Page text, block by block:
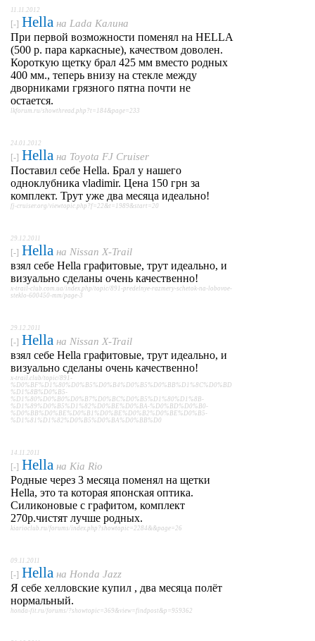
11.11.2012
[-] Hella на Lada Калина
При первой возможности поменял на HELLA
(500 р. пара каркасные), качеством доволен.
Короткую щетку брал 425 мм вместо родных
400 мм., теперь внизу на стекле между
дворниками грязного пятна почти не
остается.
lkforum.ru/showthread.php?t=184&page=233
24.01.2012
[-] Hella на Toyota FJ Cruiser
Поставил себе Hella. Брал у нашего
одноклубника vladimir. Цена 150 грн за
комплект. Трут уже два месяца идеально!
fj-cruiser.org/viewtopic.php?f=22&t=1989&start=20
29.12.2011
[-] Hella на Nissan X-Trail
взял себе Hella графитовые, трут идеально, и
визуально сделаны очень качественно!
x-trail-club.com.ua/index.php/topic/891-predelnye-razmery-schetok-na-lobovoe-
steklo-600450-mm/page-3
29.12.2011
[-] Hella на Nissan X-Trail
взял себе Hella графитовые, трут идеально, и
визуально сделаны очень качественно!
x-trail.club/topic/891-
%D0%BF%D1%80%D0%B5%D0%B4%D0%B5%D0%BB%D1%8C%D0%BD
%D1%8B%D0%B5-
%D1%80%D0%B0%D0%B7%D0%BC%D0%B5%D1%80%D1%8B-
%D1%89%D0%B5%D1%82%D0%BE%D0%BA-%D0%BD%D0%B0-
%D0%BB%D0%BE%D0%B1%D0%BE%D0%B2%D0%BE%D0%B5-
%D1%81%D1%82%D0%B5%D0%BA%D0%BB%D0
14.11.2011
[-] Hella на Kia Rio
Родные через 3 месяца поменял на щетки
Hella, это та которая японская оптика.
Силиконовые с графитом, комплект
270р.чистят лучше родных.
kiarioclub.ru/forums/index.php?showtopic=2284&&page=26
09.11.2011
[-] Hella на Honda Jazz
Я себе хелловские купил , два месяца полёт
нормальный.
honda-fit.ru/forums/?showtopic=369&view=findpost&p=959362